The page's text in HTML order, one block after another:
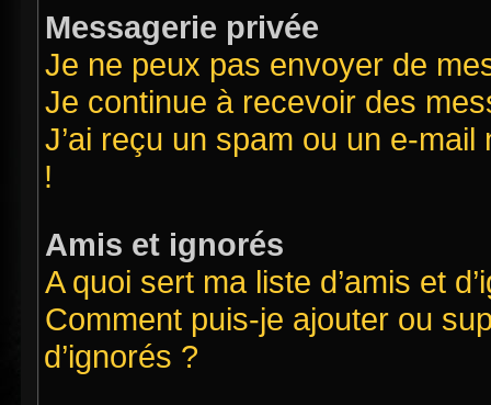
Messagerie privée
Je ne peux pas envoyer de
Je continue à recevoir des
J’ai reçu un spam ou un e-
!
Amis et ignorés
A quoi sert ma liste d’amis et
Comment puis-je ajouter ou
d’ignorés ?